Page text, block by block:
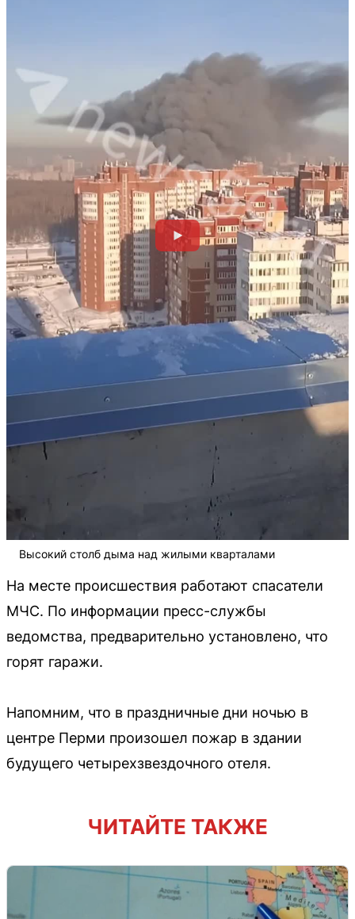
Высокий столб дыма над жилыми кварталами
На месте происшествия работают спасатели
МЧС. По информации пресс-службы
ведомства, предварительно установлено, что
горят гаражи.
Напомним, что в праздничные дни ночью в
центре Перми произошел пожар в здании
будущего четырехзвездочного отеля.
ЧИТАЙТЕ ТАКЖЕ